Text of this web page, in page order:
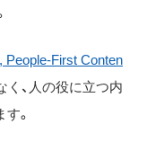
People-First Conten
、人の役に立つ内
。